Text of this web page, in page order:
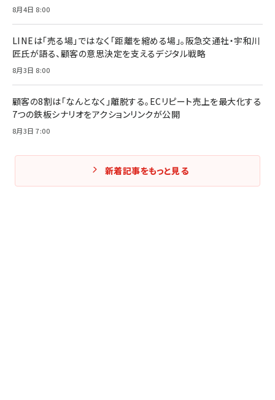
Amazonランキングをもっと見る
8月4日 8:00
LINEは「売る場」ではなく「距離を縮める場」。阪急交通社・宇和川
匠氏が語る、顧客の意思決定を支えるデジタル戦略
8月3日 8:00
顧客の8割は「なんとなく」離脱する。ECリピート売上を最大化する
7つの鉄板シナリオをアクションリンクが公開
8月3日 7:00
新着記事をもっと見る